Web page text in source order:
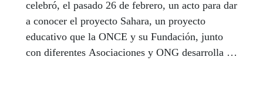
celebró, el pasado 26 de febrero, un acto para dar
a conocer el proyecto Sahara, un proyecto
educativo que la ONCE y su Fundación, junto
con diferentes Asociaciones y ONG desarrolla en